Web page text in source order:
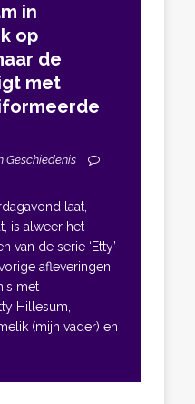
in
op
de
met
Geschiedenis
laat,
is alweer het
van de serie ‘Etty’
afleveringen
met
Hillesum,
(mijn vader) en